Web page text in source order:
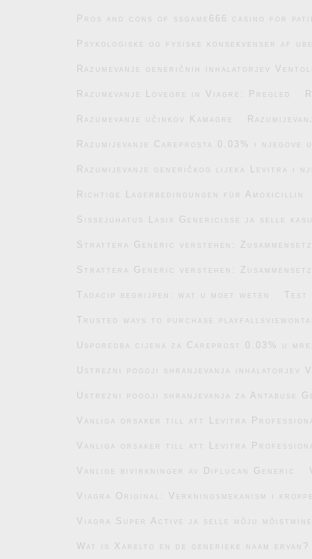
Pros and cons of ssgame666 casino for
Psykologiske og fysiske konsekvenser af
Razumevanje generičnih inhalatorjev
Razumevanje Lovegre in Viagre: Pregled
Razumevanje učinkov Kamagre
Razumijevanje Careprosta 0.03% i njegove
Razumijevanje generičkog lijeka Levitra i
Richtige Lagerbedingungen für Amoxicillin
Sissejuhatus Lasix Genericisse ja selle
Strattera Generic verstehen:
Strattera Generic verstehen:
Tadacip begrijpen: wat u moet weten Test
Trusted ways to purchase
Usporedba cijena za Careprost 0.03% u
Ustrezni pogoji shranjevanja inhalatorjev
Ustrezni pogoji shranjevanja za Antabuse
Vanliga orsaker till att Levitra
Vanliga orsaker till att Levitra
Vanlige bivirkninger av Diflucan Generic
Viagra Original: Verkningsmekanism i
Viagra Super Active ja selle mõju mõistmine
Wat is Xarelto en de generieke naam ervan?